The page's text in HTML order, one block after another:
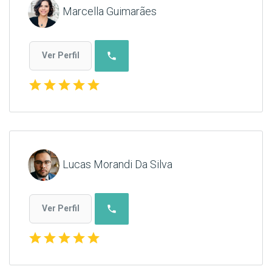
Marcella Guimarães
Ver Perfil phone
starstarstarstarstar
Lucas Morandi Da Silva
Ver Perfil phone
starstarstarstarstar